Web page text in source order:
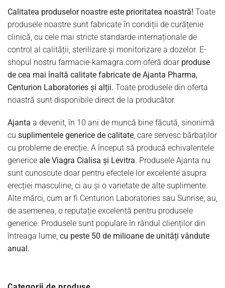
Calitatea produselor noastre este prioritatea noastră! Toate
produsele noastre sunt fabricate în condiții de curățenie
clinică, cu cele mai stricte standarde internaționale de
control al calității, sterilizare și monitorizare a dozelor. E-
shopul nostru farmacie-kamagra.com oferă doar produse
de cea mai înaltă calitate fabricate de Ajanta Pharma,
Centurion Laboratories și alții. Toate produsele din oferta
noastră sunt disponibile direct de la producător.
Ajanta a devenit, în 10 ani de muncă bine făcută, sinonimă
cu suplimentele generice de calitate, care servesc bărbaților
cu probleme de erecție. A început să producă echivalentele
generice ale Viagra Cialisa și Levitra. Produsele Ajanta nu
sunt cunoscute doar pentru efectele lor excelente asupra
erecției masculine, ci au și o varietate de alte suplimente.
Alte mărci, cum ar fi Centurion Laboratories sau Sunrise, au,
de asemenea, o reputație excelentă pentru produsele
generice. Produsele sunt populare în rândul clienților din
întreaga lume, cu peste 50 de milioane de unități vândute
anual.